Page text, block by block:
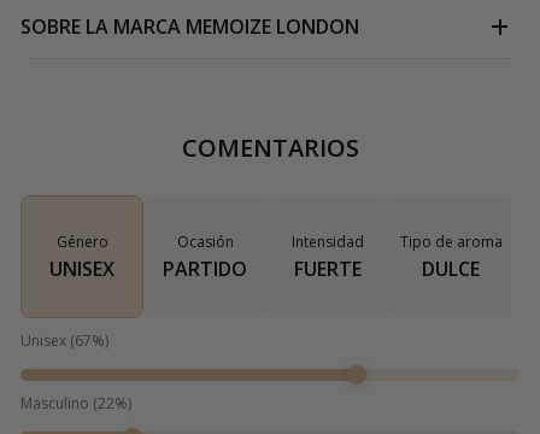
SOBRE LA MARCA MEMOIZE LONDON
COMENTARIOS
Género
UNISEX
Ocasión
PARTIDO
Intensidad
FUERTE
Tipo de aroma
DULCE
Unisex (67%)
Masculino (22%)